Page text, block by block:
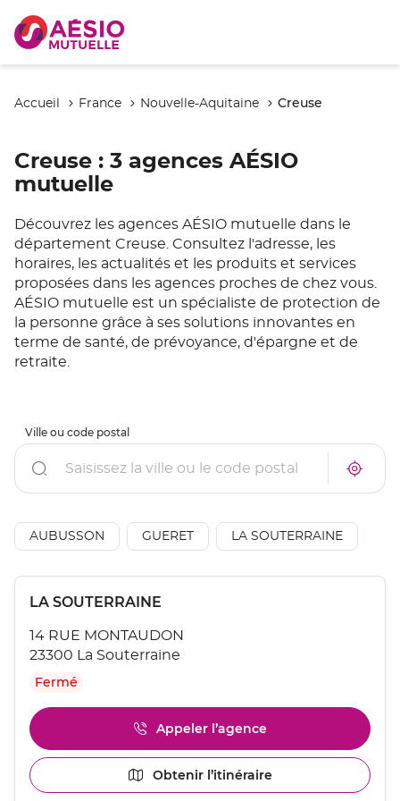
Accueil France Nouvelle-Aquitaine Creuse
Creuse : 3 agences AÉSIO
mutuelle
Découvrez les agences AÉSIO mutuelle dans le
département Creuse. Consultez l'adresse, les
horaires, les actualités et les produits et services
proposées dans les agences proches de chez vous.
AÉSIO mutuelle est un spécialiste de protection de
la personne grâce à ses solutions innovantes en
terme de santé, de prévoyance, d'épargne et de
retraite.
À
vente
Ville ou code postal
Rechercher
un
de
vente
AÉSIO
AUBUSSON GUERET LA SOUTERRAINE
sur
touche
ENTRÉE
obtenir
plus
amples
informations
[ECHAP
pour
Point
vente
:
LA SOUTERRAINE
14 RUE MONTAUDON
23300 La Souterraine
Fermé
Appeler l’agence
Afficher
le
numéro
de
Obtenir l’itinéraire
jusqu'au